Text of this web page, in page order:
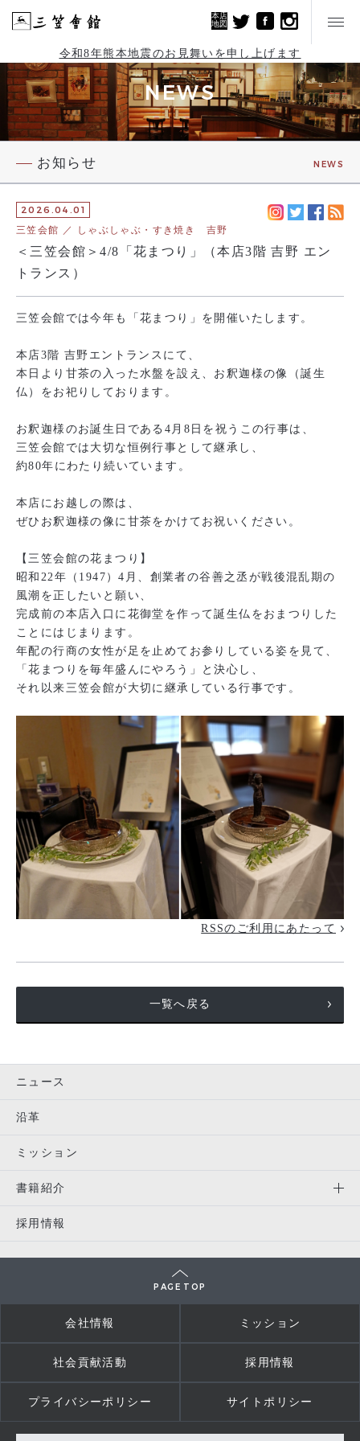
本店
地図
令和8年熊本地震のお見舞いを申し上げます
NEWS
お知らせ NEWS
2026.04.01
三笠会館 ／ しゃぶしゃぶ・すき焼き 吉野
＜三笠会館＞4/8「花まつり」（本店3階 吉野 エン
トランス）
三笠会館では今年も「花まつり」を開催いたします。
本店3階 吉野エントランスにて、
本日より甘茶の入った水盤を設え、お釈迦様の像（誕生
仏）をお祀りしております。
お釈迦様のお誕生日である4月8日を祝うこの行事は、
三笠会館では大切な恒例行事として継承し、
約80年にわたり続いています。
本店にお越しの際は、
ぜひお釈迦様の像に甘茶をかけてお祝いください。
【三笠会館の花まつり】
昭和22年（1947）4月、創業者の谷善之丞が戦後混乱期の
風潮を正したいと願い、
完成前の本店入口に花御堂を作って誕生仏をおまつりした
ことにはじまります。
年配の行商の女性が足を止めてお参りしている姿を見て、
「花まつりを毎年盛んにやろう」と決心し、
それ以来三笠会館が大切に継承している行事です。
RSSのご利用にあたって
一覧へ戻る
ニュース
沿革
ミッション
書籍紹介
採用情報
PAGE TOP
会社情報 ミッション
社会貢献活動 採用情報
プライバシーポリシー サイトポリシー